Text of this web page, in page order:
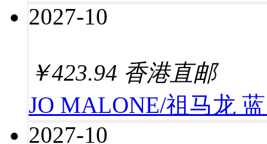
2027-10
￥423.94 香港直邮
JO MALONE/祖马龙
2027-10